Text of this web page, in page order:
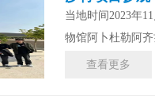
当地时间2023年
物馆阿卜杜勒阿
查看更多